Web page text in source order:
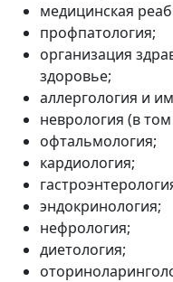
медицинская
профпатология;
организация
здоровье;
аллергология и
неврология (в
офтальмология;
кардиология;
эндокринология;
нефрология;
диетология;